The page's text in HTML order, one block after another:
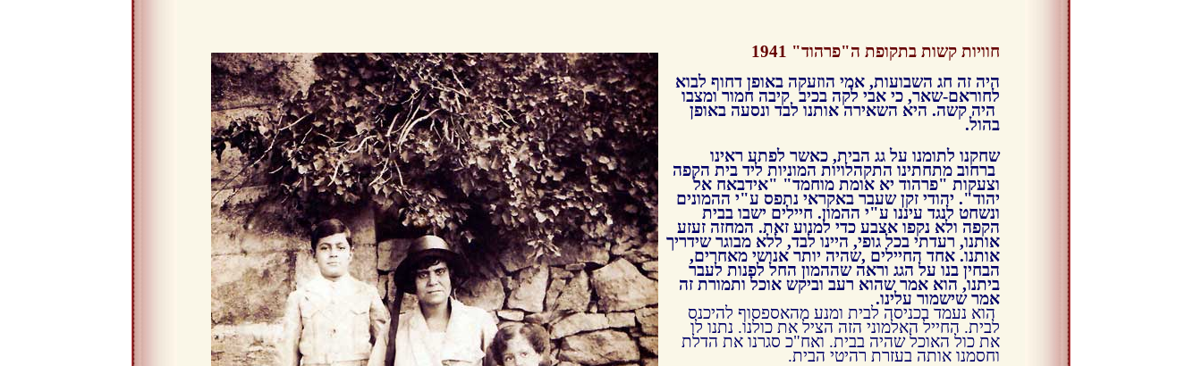
חוויות קשות בתקופת ה"פרהוד" 1941
היה זה חג השבועות, אמי הוזעקה באופן דחוף לבוא
לחוראם-שאר, כי אבי לקה בכיב קיבה חמור ומצבו
היה קשה. היא השאירה אותנו לבד ונסעה באופן
בהול.
שחקנו לתומנו על גג הבית, כאשר לפתע ראינו
ברחוב מתחתינו התקהלויות המוניות ליד בית הקפה
וצעקות "פרהוד יא אומת מוחמד" "אידבאח אל
יהוד". יהודי זקן שעבר באקראי נתפס ע"י ההמונים
ונשחט לנגד עיננו ע"י ההמון. חיילים ישבו בבית
הקפה ולא נקפו אצבע כדי למנוע זאת. המחזה זעזע
אותנו, רעדתי בכל גופי, היינו לבד, ללא מבוגר שידריך
אותנו. אחד החיילים ,שהיה יותר אנושי מאחרים,
הבחין בנו על הגג וראה שההמון החל לפנות לעבר
ביתנו, הוא אמר שהוא רעב וביקש אוכל ותמורת זה
אמר שישמור עלינו.
הוא נעמד בכניסה לבית ומנע מהאספסוף להיכנס
לבית. החייל האלמוני הזה הציל את כולנו. נתנו לו
את כול האוכל שהיה בבית. ואח"כ סגרנו את הדלת
וחסמנו אותה בעזרת רהיטי הבית.